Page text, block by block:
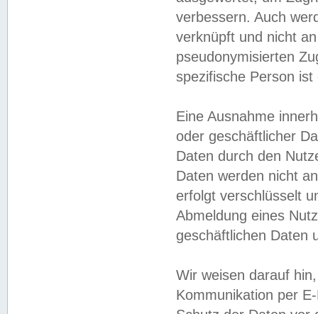
verbessern. Auch
verknüpft und nicht
pseudonymisierten
spezifische Person
Eine Ausnahme
oder geschäftlicher
Daten durch den
Daten werden nicht
erfolgt verschlüsselt
Abmeldung eines
geschäftlichen Daten
Wir weisen darauf
Kommunikation per